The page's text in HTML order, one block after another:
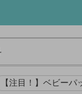
相談にのっています。
の保護者が交流したり
親善総合病院があり、
を専門としたクリニッ
【注目！】ベビー